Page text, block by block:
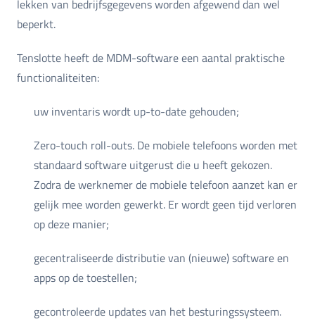
lekken van bedrijfsgegevens worden afgewend dan wel
beperkt.
Tenslotte heeft de MDM-software een aantal praktische
functionaliteiten:
uw inventaris wordt up-to-date gehouden;
Zero-touch roll-outs. De mobiele telefoons worden met
standaard software uitgerust die u heeft gekozen.
Zodra de werknemer de mobiele telefoon aanzet kan er
gelijk mee worden gewerkt. Er wordt geen tijd verloren
op deze manier;
gecentraliseerde distributie van (nieuwe) software en
apps op de toestellen;
gecontroleerde updates van het besturingssysteem.